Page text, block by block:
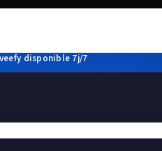
disponible 7j/7